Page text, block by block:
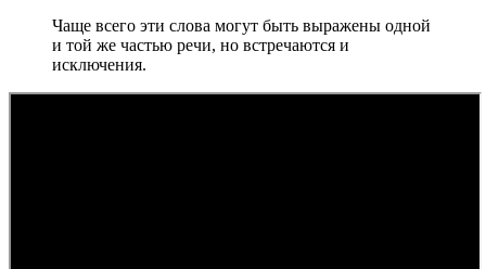
Чаще всего эти слова могут быть выражены одной
и той же частью речи, но встречаются и
исключения.